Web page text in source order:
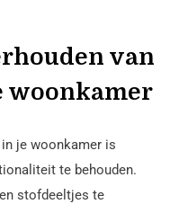
van
woonkamer
je woonkamer is
te behouden.
stofdeeltjes te